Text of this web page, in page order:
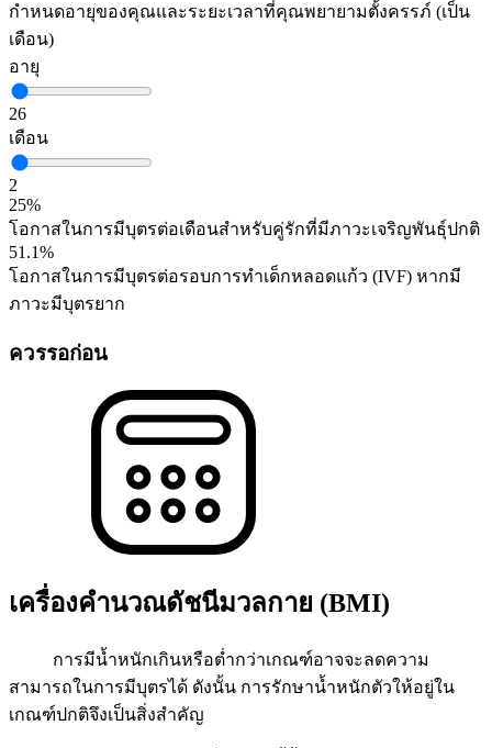
กำหนดอายุของคุณและระยะเวลาที่คุณพยายามตั้งครรภ์ (เป็น
เดือน)
อายุ
26
เดือน
2
25%
โอกาสในการมีบุตรต่อเดือนสำหรับคู่รักที่มีภาวะเจริญพันธุ์ปกติ
51.1%
โอกาสในการมีบุตรต่อรอบการทำเด็กหลอดแก้ว (IVF) หากมี
ภาวะมีบุตรยาก
ควรรอก่อน
เครื่องคำนวณดัชนีมวลกาย (BMI)
การมีน้ำหนักเกินหรือต่ำกว่าเกณฑ์อาจจะลดความ
สามารถในการมีบุตรได้ ดังนั้น การรักษาน้ำหนักตัวให้อยู่ใน
เกณฑ์ปกติจึงเป็นสิ่งสำคัญ